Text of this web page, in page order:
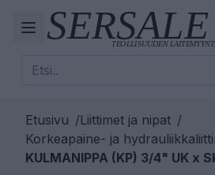
Etusivu /Liittimet ja nipat /
Korkeapaine- ja
KULMANIPPA (KP) 3/4" UK x